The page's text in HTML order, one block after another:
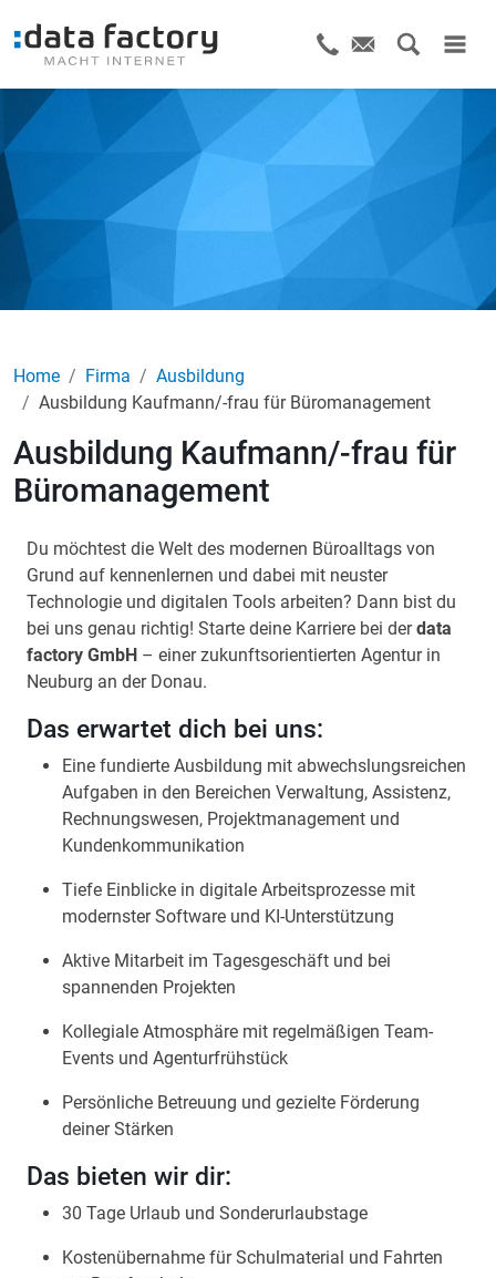
Home Firma
Ausbildung
Ausbildung Kaufmann/-frau für Büromanagement
Ausbildung Kaufmann/-frau für
Büromanagement
Du möchtest die Welt des modernen Büroalltags von
Grund auf kennenlernen und dabei mit neuster
Technologie und digitalen Tools arbeiten? Dann bist du
bei uns genau richtig! Starte deine Karriere bei derdata
factory GmbH – einer zukunftsorientierten Agentur in
Neuburg an der Donau.
Das erwartet dich bei uns:
Eine fundierte Ausbildung mit abwechslungsreichen
Aufgaben in den Bereichen Verwaltung, Assistenz,
Rechnungswesen, Projektmanagement und
Kundenkommunikation
Tiefe Einblicke in digitale Arbeitsprozesse mit
modernster Software und KI-Unterstützung
Aktive Mitarbeit im Tagesgeschäft und bei
spannenden Projekten
Kollegiale Atmosphäre mit regelmäßigen Team-
Events und Agenturfrühstück
Persönliche Betreuung und gezielte Förderung
deiner Stärken
Das bieten wir dir:
30 Tage Urlaub und Sonderurlaubstage
Kostenübernahme für Schulmaterial und Fahrten